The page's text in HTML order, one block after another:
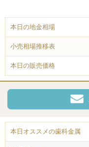
本日の地金相場
小売相場推移表
本日の販売価格
本日オススメの歯科金属